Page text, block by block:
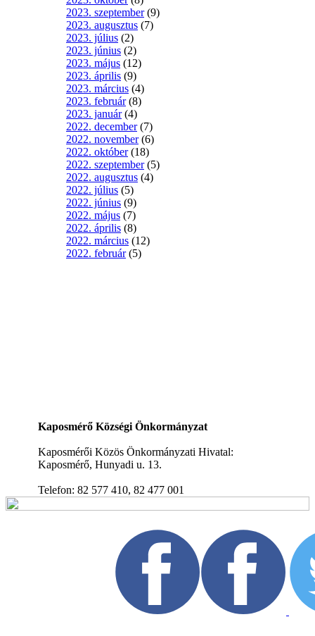
2023. szeptember(9)
2023. augusztus (7)
2023. július (2)
2023. június (2)
2023. május (12)
2023. április (9)
2023. március (4)
2023. február(8)
2023. január(4)
2022. december(7)
2022. november(6)
2022. október(18)
2022. szeptember(5)
2022. augusztus (4)
2022. július (5)
2022. június (9)
2022. május (7)
2022. április (8)
2022. március (12)
2022. február(5)
Kaposmérő Községi Önkormányzat
Kaposmérői Közös Önkormányzati Hivatal:
Kaposmérő, Hunyadi u. 13.
Telefon: 82 577 410, 82 477 001